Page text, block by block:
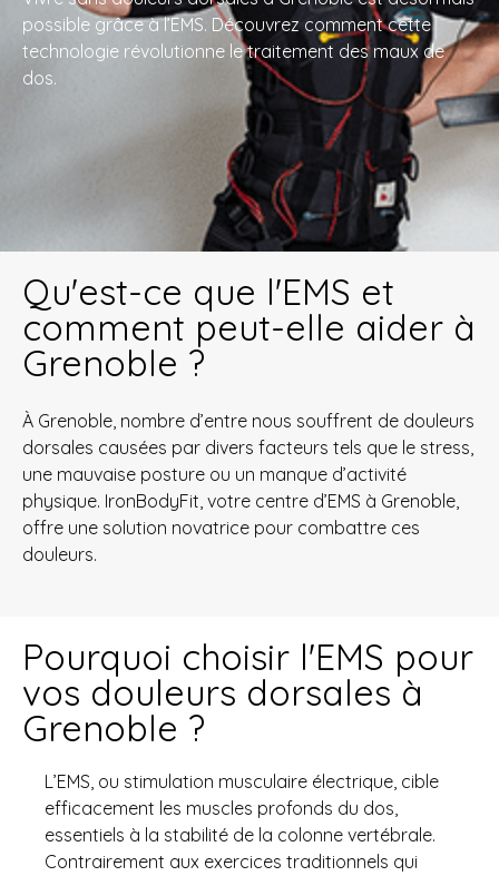
possible grâce à l’EMS. Découvrez comment cette
technologie révolutionne le traitement des maux de
dos.
Qu'est-ce que l'EMS et
comment peut-elle aider à
Grenoble ?
À Grenoble, nombre d’entre nous souffrent de douleurs
dorsales causées par divers facteurs tels que le stress,
une mauvaise posture ou un manque d’activité
physique. IronBodyFit, votre centre d’EMS à Grenoble,
offre une solution novatrice pour combattre ces
douleurs.
Pourquoi choisir l'EMS pour
vos douleurs dorsales à
Grenoble ?
L’EMS, ou stimulation musculaire électrique, cible
efficacement les muscles profonds du dos,
essentiels à la stabilité de la colonne vertébrale.
Contrairement aux exercices traditionnels qui